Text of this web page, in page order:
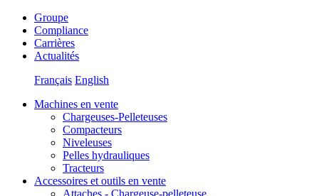
Groupe
Compliance
Carrières
Actualités
Français English
Machines en vente
Chargeuses-Pelleteuses
Compacteurs
Niveleuses
Pelles hydrauliques
Tracteurs
Accessoires et outils en vente
Attaches - Chargeuse-pelleteuse